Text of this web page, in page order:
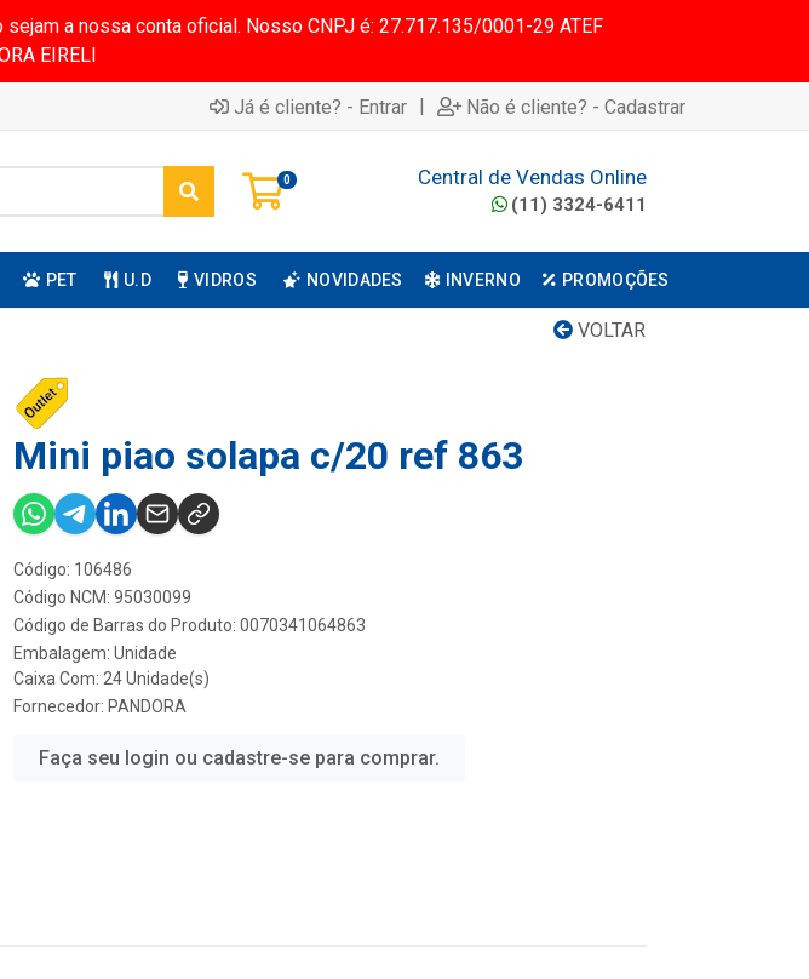
a nossa conta oficial. Nosso CNPJ é: 27.717.135/0001-29 ATEF
EIRELI
Já é cliente? - Entrar | Não é cliente? - Cadastrar
0 Central de Vendas Online
(11) 3324-6411
PET U.D VIDROS NOVIDADES INVERNO PROMOÇÕES
VOLTAR
Mini piao solapa c/20 ref 863
Código: 106486
Código NCM: 95030099
Código de Barras do Produto: 0070341064863
Embalagem: Unidade
Caixa Com: 24 Unidade(s)
Fornecedor: PANDORA
Faça seu login ou cadastre-se para comprar.